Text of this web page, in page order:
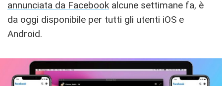
annunciata da Facebook alcune settimane fa, è
da oggi disponibile per tutti gli utenti iOS e
Android.